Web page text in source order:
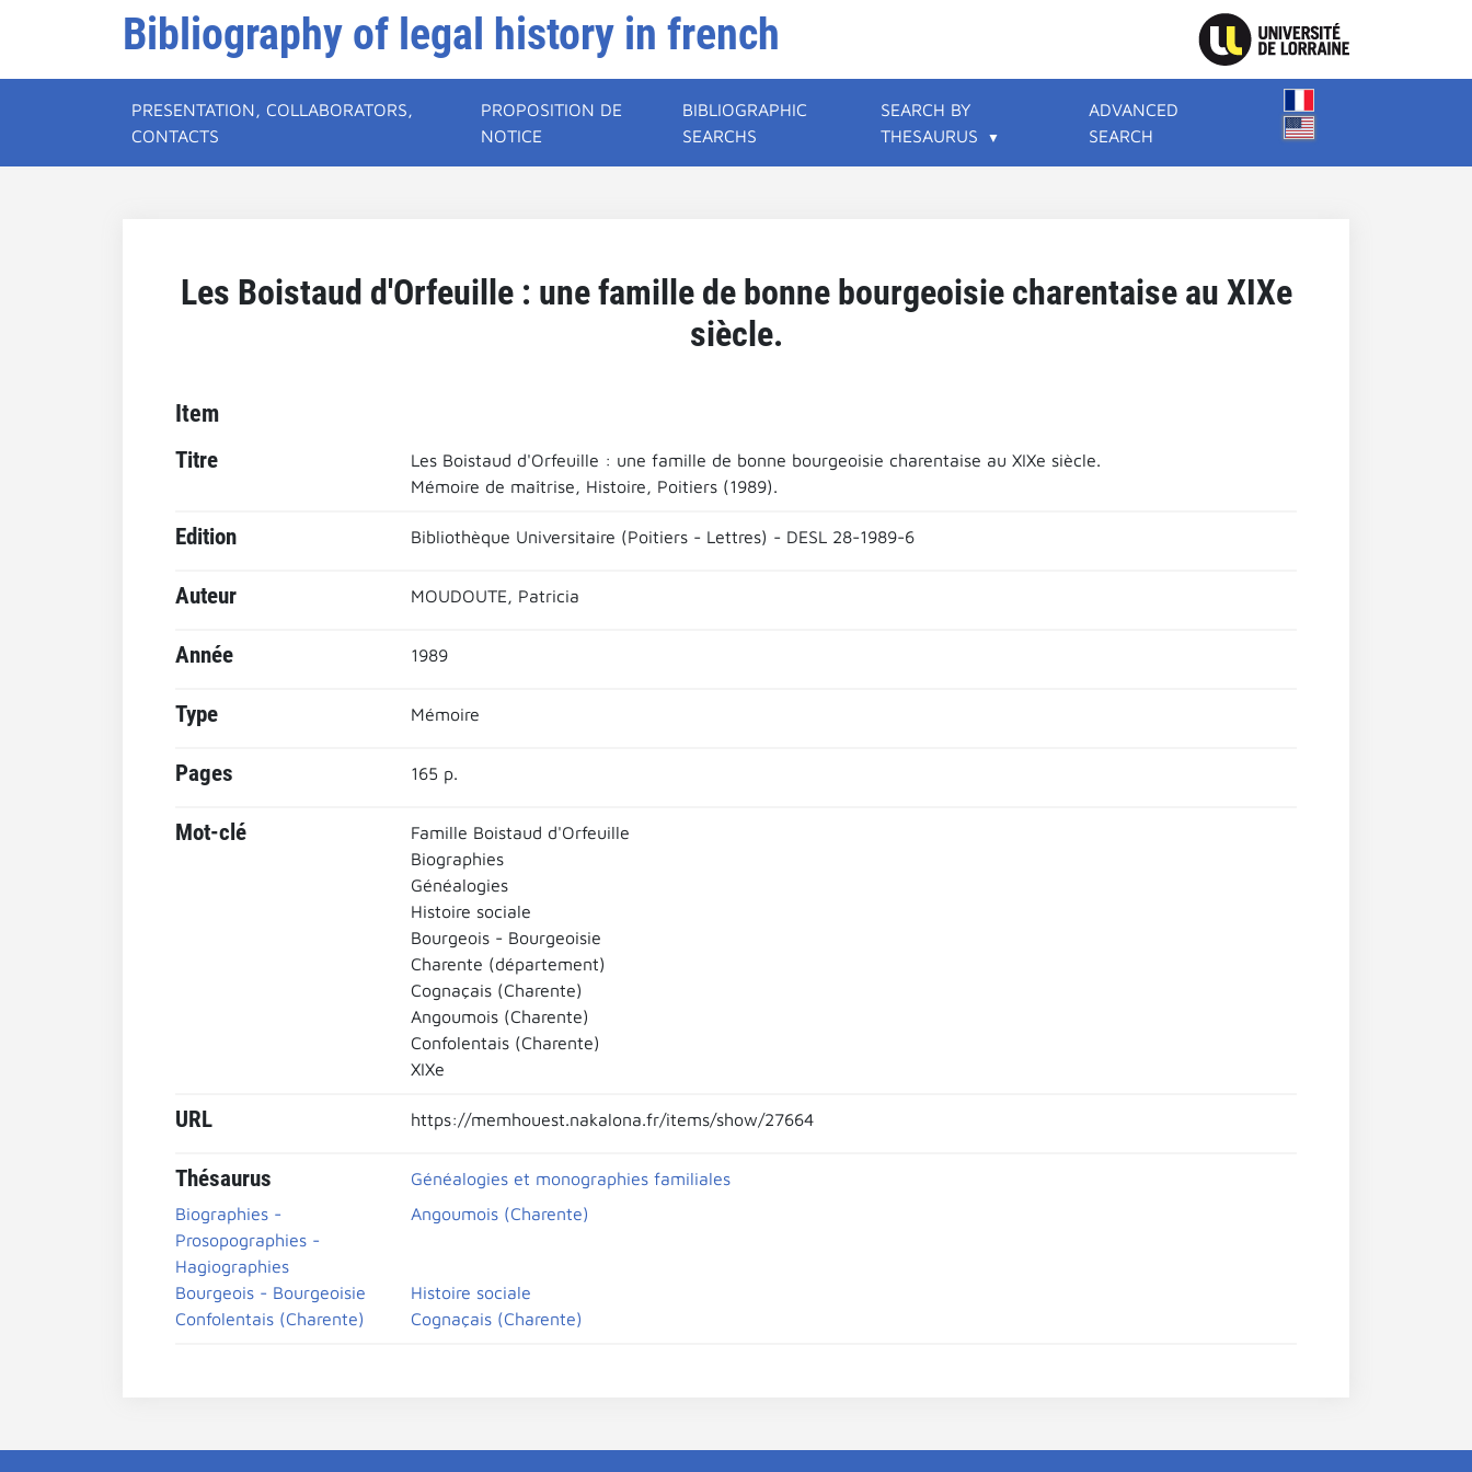
Bibliography of legal history in french
PRESENTATION, COLLABORATORS,
CONTACTS
PROPOSITION DE
NOTICE
BIBLIOGRAPHIC
SEARCHS
SEARCH BY
THESAURUS
ADVANCED
SEARCH
Les Boistaud d'Orfeuille : une famille de bonne bourgeoisie charentaise au XIXe
siècle.
Item
Titre
Les Boistaud d'Orfeuille : une famille de bonne bourgeoisie charentaise au XIXe siècle.
Mémoire de maîtrise, Histoire, Poitiers (1989).
Edition Bibliothèque Universitaire (Poitiers - Lettres) - DESL 28-1989-6
Auteur MOUDOUTE, Patricia
Année 1989
Type Mémoire
Pages 165 p.
Mot-clé
Famille Boistaud d'Orfeuille
Biographies
Généalogies
Histoire sociale
Bourgeois - Bourgeoisie
Charente (département)
Cognaçais (Charente)
Angoumois (Charente)
Confolentais (Charente)
XIXe
URL https://memhouest.nakalona.fr/items/show/27664
Thésaurus
Généalogies et monographies familiales
Biographies -
Prosopographies -
Hagiographies
Angoumois (Charente)
Bourgeois - Bourgeoisie
Histoire sociale
Confolentais (Charente)
Cognaçais (Charente)